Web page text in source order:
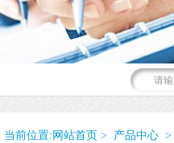
当前位置: 网站首页 > 产品中心 >